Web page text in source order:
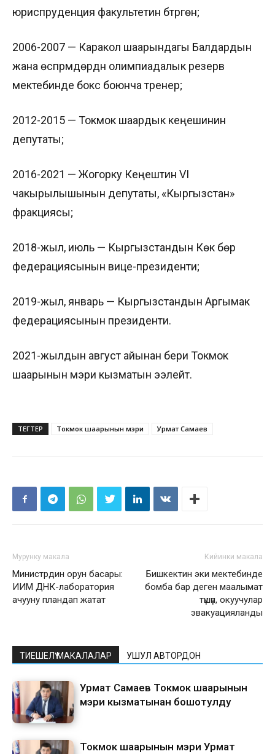
юриспруденция факультетин бүтүргөн;
2006-2007 — Каракол шаарындагы Балдардын
жана өспүрүмдөрдүн олимпиадалык резерв
мектебинде бокс боюнча тренер;
2012-2015 — Токмок шаардык кеңешинин
депутаты;
2016-2021 — Жогорку Кеңештин VI
чакырылышынын депутаты, «Кыргызстан»
фракциясы;
2018-жыл, июль — Кыргызстандын Көк бөрү
федерациясынын вице-президенти;
2019-жыл, январь — Кыргызстандын Аргымак
федерациясынын президенти.
2021-жылдын август айынан бери Токмок
шаарынын мэри кызматын ээлейт.
ТЕГТЕР Токмок шаарынын мэри Урмат Самаев
Мурунку макала
Министрдин орун басары:
ИИМ ДНК-лаборатория
ачууну пландап жатат
Кийинки макала
Бишкектин эки мектебинде
бомба бар деген маалымат
түшүп, окуучулар
эвакуацияланды
ТИЕШЕЛҮҮ МАКАЛАЛАР УШУЛ АВТОРДОН
Урмат Самаев Токмок шаарынын
мэри кызматынан бошотулду
Токмок шаарынын мэри Урмат